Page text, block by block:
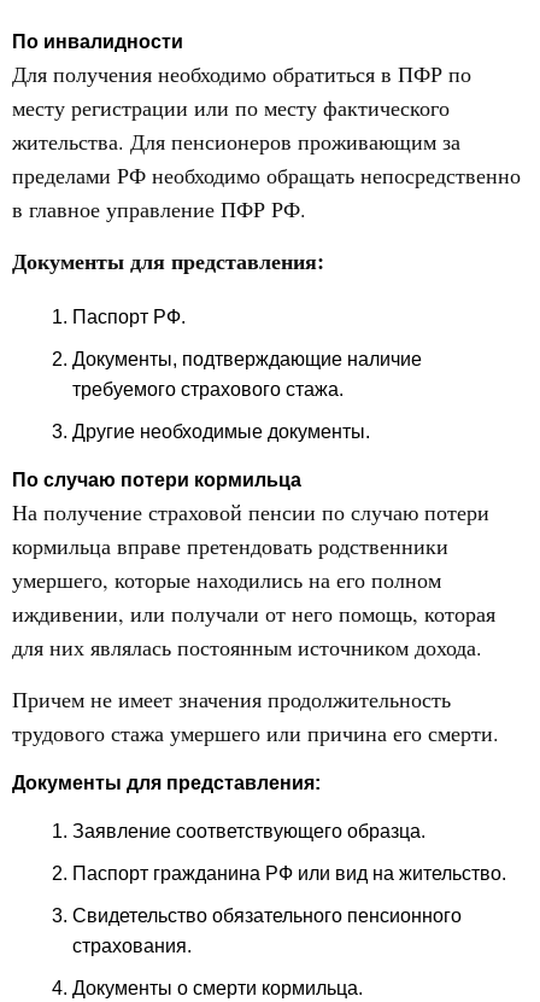
По инвалидности
Для получения необходимо обратиться в ПФР по
месту регистрации или по месту фактического
жительства. Для пенсионеров проживающим за
пределами РФ необходимо обращать непосредственно
в главное управление ПФР РФ.
Документы для представления:
Паспорт РФ.
Документы, подтверждающие наличие
требуемого страхового стажа.
Другие необходимые документы.
По случаю потери кормильца
На получение страховой пенсии по случаю потери
кормильца вправе претендовать родственники
умершего, которые находились на его полном
иждивении, или получали от него помощь, которая
для них являлась постоянным источником дохода.
Причем не имеет значения продолжительность
трудового стажа умершего или причина его смерти.
Документы для представления:
Заявление соответствующего образца.
Паспорт гражданина РФ или вид на жительство.
Свидетельство обязательного пенсионного
страхования.
Документы о смерти кормильца.